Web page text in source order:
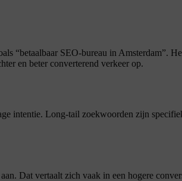
“betaalbaar SEO-bureau in Amsterdam”.
en beter converterend verkeer op.
intentie. Long-tail zoekwoorden zijn
Dat vertaalt zich vaak in een hogere